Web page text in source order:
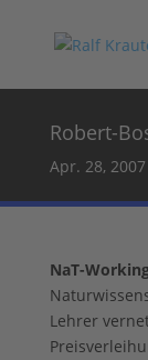
Robert-
Apr. 28, 2007
NaT-
Lehrer